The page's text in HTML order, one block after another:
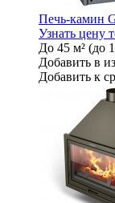
Печь-камин
Узнать цену
До 45 м² (до
Добавить в
Добавить к